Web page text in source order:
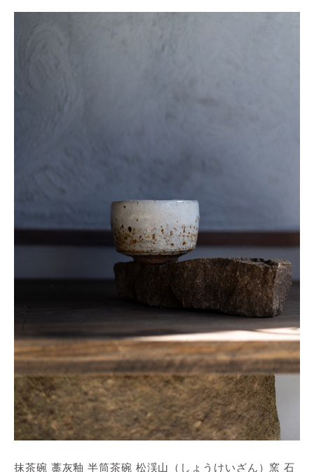
抹茶碗 藁灰釉 半筒茶碗 松渓山（しょうけいざん）窯 石